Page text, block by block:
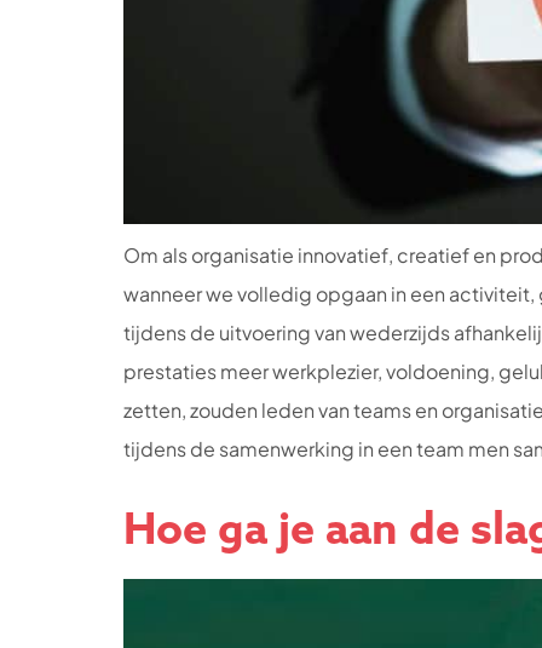
Om als organisatie innovatief, creatief en
wanneer we volledig opgaan in een
tijdens de uitvoering van wederzijds
prestaties meer werkplezier, voldoening,
zetten, zouden leden van teams en
tijdens de samenwerking in een team men
Hoe ga je aan de